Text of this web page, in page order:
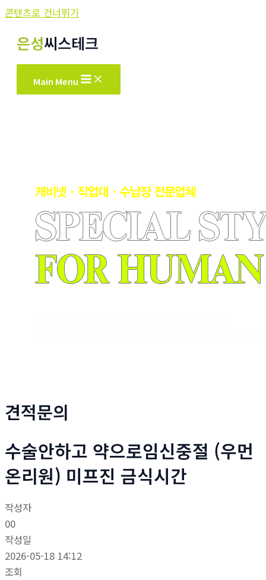
콘텐츠로 건너뛰기
은성씨스테크
Main Menu
견적문의
수술안하고 약으로임신중절 (우먼
온리원) 미프진 금식시간
작성자
00
작성일
2026-05-18 14:12
조회